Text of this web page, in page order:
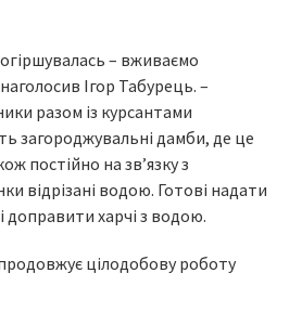
– вживаємо
Ігор Табурець. –
разом із курсантами
загороджувальні дамби, де це
постійно на зв’язку з
відрізані водою. Готові надати
доправити харчі з водою.
цілодобову роботу